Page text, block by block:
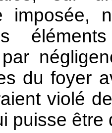
imposée,
par
du foyer
violé
puisse être